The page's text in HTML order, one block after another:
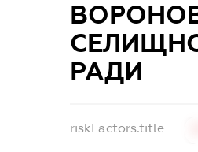
РАДИ
riskFactors.title